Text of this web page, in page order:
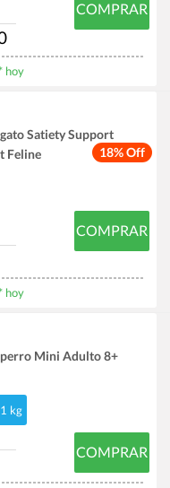
COMPRAR
hoy
18% Off
Satiety Support
Feline
COMPRAR
hoy
Mini Adulto 8+
kg
COMPRAR